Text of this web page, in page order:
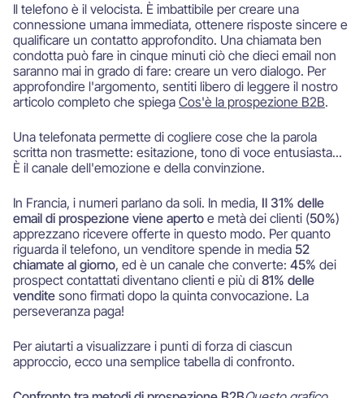
Il telefono è il velocista. È imbattibile per creare una
connessione umana immediata, ottenere risposte sincere e
qualificare un contatto approfondito. Una chiamata ben
condotta può fare in cinque minuti ciò che dieci email non
saranno mai in grado di fare: creare un vero dialogo. Per
approfondire l'argomento, sentiti libero di leggere il nostro
articolo completo che spiega Cos'è la prospezione B2B.
Una telefonata permette di cogliere cose che la parola
scritta non trasmette: esitazione, tono di voce entusiasta...
È il canale dell'emozione e della convinzione.
In Francia, i numeri parlano da soli. In media, Il 31% delle
email di prospezione viene aperto e metà dei clienti (50%)
apprezzano ricevere offerte in questo modo. Per quanto
riguarda il telefono, un venditore spende in media 52
chiamate al giorno, ed è un canale che converte: 45% dei
prospect contattati diventano clienti e più di 81% delle
vendite sono firmati dopo la quinta convocazione. La
perseveranza paga!
Per aiutarti a visualizzare i punti di forza di ciascun
approccio, ecco una semplice tabella di confronto.